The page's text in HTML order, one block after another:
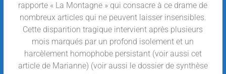
rapporte « La Montagne » qui consacre à ce drame de
nombreux articles qui ne peuvent laisser insensibles.
Cette disparition tragique intervient après plusieurs
mois marqués par un profond isolement et un
harcèlement homophobe persistant (voir aussi cet
article de Marianne) (voir aussi le dossier de synthèse